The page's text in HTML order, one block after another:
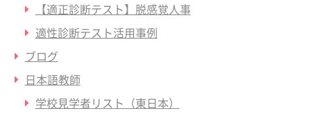
【適正診断テスト】脱感覚人事
適性診断テスト活用事例
ブログ
日本語教師
学校見学者リスト（東日本）